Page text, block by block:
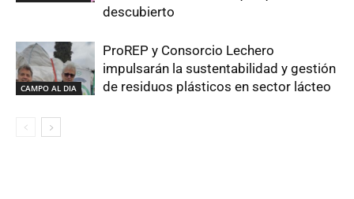
descubierto
CAMPO AL DIA
ProREP y Consorcio Lechero
impulsarán la sustentabilidad y gestión
de residuos plásticos en sector lácteo